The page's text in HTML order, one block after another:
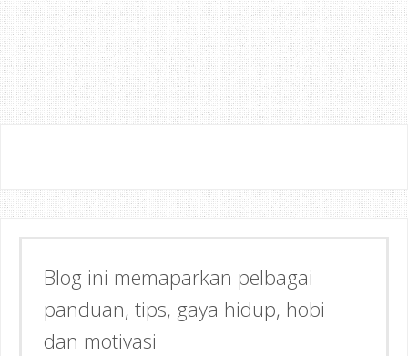
biasa, tapi bagi aku, memang aku
berterus terang sahaja pada kaunter.
Ada 2 - 3 insiden yang melibatkan aku
Johor Bahru amat mengecewakan. Apa
Blog ini memaparkan pelbagai
panduan, tips, gaya hidup, hobi
dan motivasi